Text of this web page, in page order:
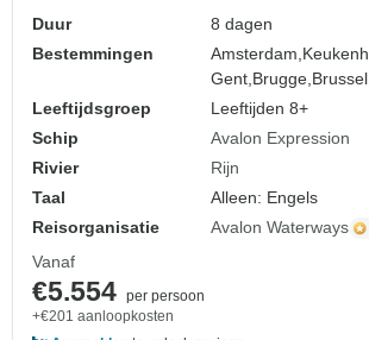
Duur
8 dagen
Bestemmingen
Amsterdam,
Gent,Brugge,
Leeftijdsgroep
Leeftijden 8+
Schip
Avalon Expression
Rivier
Rijn
Taal
Alleen: Engels
Reisorganisatie
Avalon Waterways
Vanaf
€5.554 per persoon
+€201 aanloopkosten